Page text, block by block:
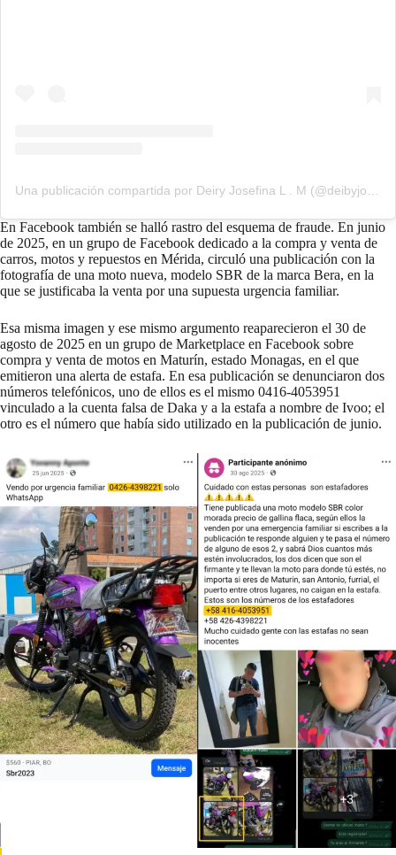
En Facebook también se halló rastro del esquema de fraude. En junio
de 2025, en un grupo de Facebook dedicado a la compra y venta de
carros, motos y repuestos en Mérida, circuló una publicación con la
fotografía de una moto nueva, modelo SBR de la marca Bera, en la
que se justificaba la venta por una supuesta urgencia familiar.
Esa misma imagen y ese mismo argumento reaparecieron el 30 de
agosto de 2025 en un grupo de Marketplace en Facebook sobre
compra y venta de motos en Maturín, estado Monagas, en el que
emitieron una alerta de estafa. En esa publicación se denunciaron dos
números telefónicos, uno de ellos es el mismo 0416-4053951
vinculado a la cuenta falsa de Daka y a la estafa a nombre de Ivoo; el
otro es el número que había sido utilizado en la publicación de junio.